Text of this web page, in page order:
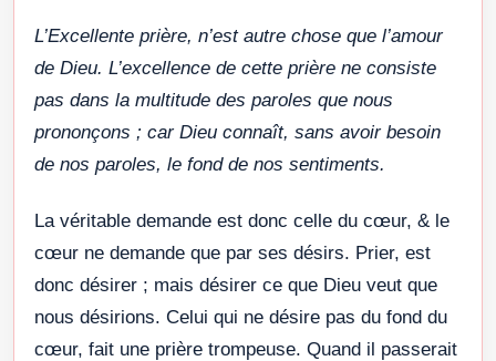
L’Excellente prière, n’est autre chose que l’amour
de Dieu. L’excellence de cette prière ne consiste
pas dans la multitude des paroles que nous
prononçons ; car Dieu connaît, sans avoir besoin
de nos paroles, le fond de nos sentiments.
La véritable demande est donc celle du cœur, & le
cœur ne demande que par ses désirs. Prier, est
donc désirer ; mais désirer ce que Dieu veut que
nous désirions. Celui qui ne désire pas du fond du
cœur, fait une prière trompeuse. Quand il passerait